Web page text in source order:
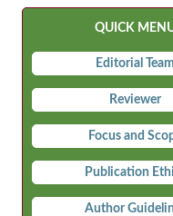
QUICK
Editorial Team
Reviewer
Focus and
Publication
Author